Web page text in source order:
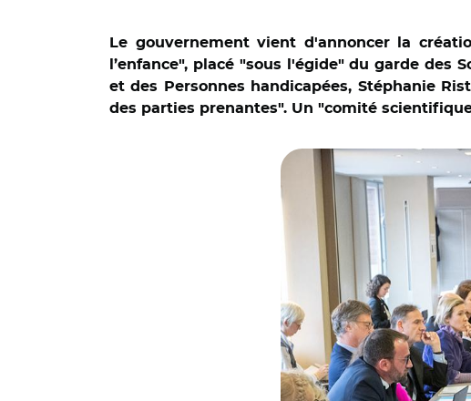
Le gouvernement vient d'annoncer la
l’enfance", placé "sous l'égide" du garde des
et des Personnes handicapées, Stéphanie
des parties prenantes". Un "comité